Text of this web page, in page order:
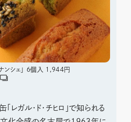
ンシェ」 ６個入 1,944円
レガル・ド・チヒロ」で知られる